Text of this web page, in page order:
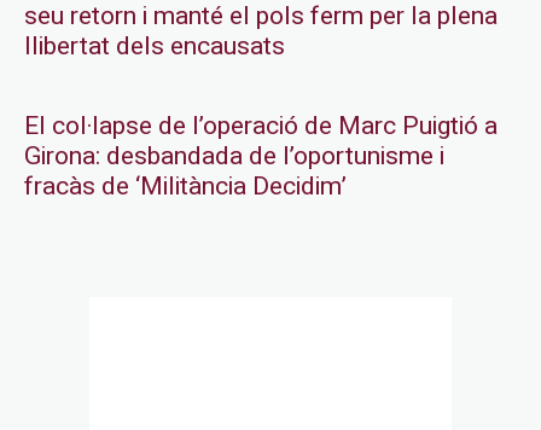
seu retorn i manté el pols ferm per la plena
llibertat dels encausats
El col·lapse de l’operació de Marc Puigtió a
Girona: desbandada de l’oportunisme i
fracàs de ‘Militància Decidim’